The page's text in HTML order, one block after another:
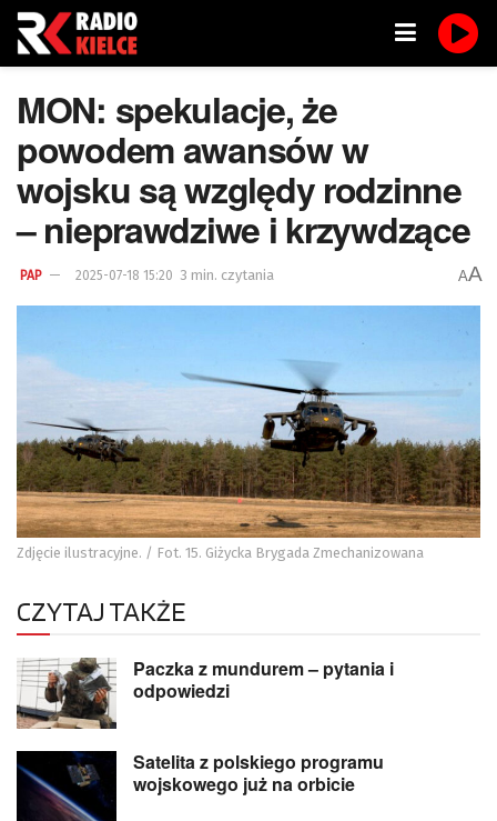
MON: spekulacje, że
powodem awansów w
wojsku są względy rodzinne
– nieprawdziwe i krzywdzące
PAP 2025-07-18 15:20 3 min. czytania AA
Zdjęcie ilustracyjne. / Fot. 15. Giżycka Brygada Zmechanizowana
CZYTAJ TAKŻE
Paczka z mundurem – pytania i
odpowiedzi
Satelita z polskiego programu
wojskowego już na orbicie